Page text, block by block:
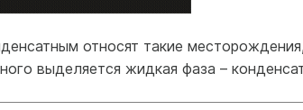
относят такие
выделяется жидкая фаза –